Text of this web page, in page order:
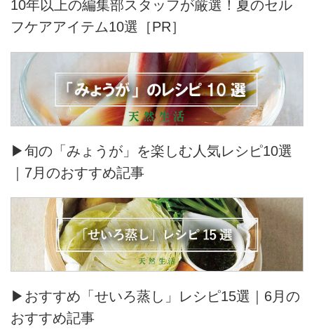
10年以上の編集部スタッフが厳選！夏のセル
フケアアイテム10選［PR］
▶旬の「みょうが」を楽しむ人気レシピ10選
｜7月のおすすめ記事
▶おすすめ「せいろ蒸し」レシピ15選｜6月の
おすすめ記事